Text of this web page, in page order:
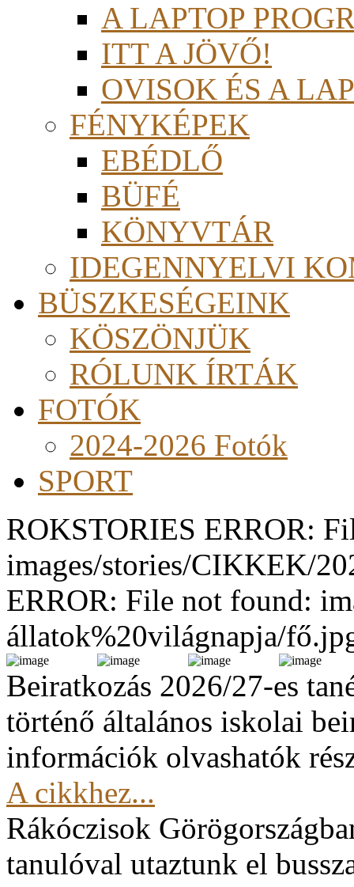
A LAPTOP
ITT A JÖVŐ!
OVISOK ÉS A
FÉNYKÉPEK
EBÉDLŐ
BÜFÉ
KÖNYVTÁR
IDEGENNYELVI
BÜSZKESÉGEINK
KÖSZÖNJÜK
RÓLUNK ÍRTÁK
FOTÓK
2024-2026 Fotók
SPORT
ROKSTORIES ERROR:
images/stories/CIKKEK/
ERROR: File not found:
állatok%20világnapja/
Beiratkozás 2026/27-es
történő általános iskolai
információk olvashatók
A cikkhez...
Rákóczisok
tanulóval utaztunk el